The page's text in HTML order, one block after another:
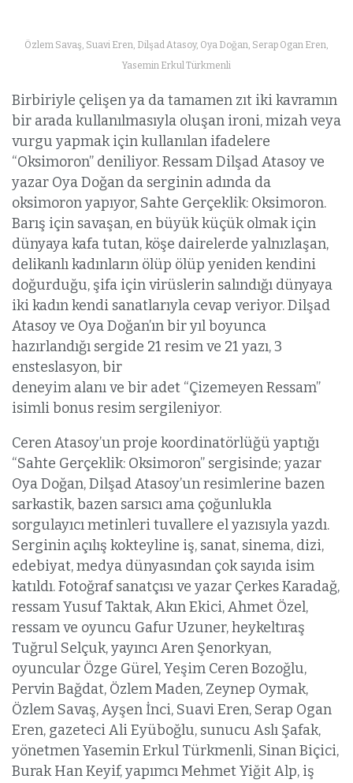
Özlem Savaş, Suavi Eren, Dilşad Atasoy, Oya Doğan, Serap Ogan Eren,
Yasemin Erkul Türkmenli
Birbiriyle çelişen ya da tamamen zıt iki kavramın
bir arada kullanılmasıyla oluşan ironi, mizah veya
vurgu yapmak için kullanılan ifadelere
“Oksimoron” deniliyor. Ressam Dilşad Atasoy ve
yazar Oya Doğan da serginin adında da
oksimoron yapıyor, Sahte Gerçeklik: Oksimoron.
Barış için savaşan, en büyük küçük olmak için
dünyaya kafa tutan, köşe dairelerde yalnızlaşan,
delikanlı kadınların ölüp ölüp yeniden kendini
doğurduğu, şifa için virüslerin salındığı dünyaya
iki kadın kendi sanatlarıyla cevap veriyor. Dilşad
Atasoy ve Oya Doğan’ın bir yıl boyunca
hazırlandığı sergide 21 resim ve 21 yazı, 3
ensteslasyon, bir
deneyim alanı ve bir adet “Çizemeyen Ressam”
isimli bonus resim sergileniyor.
Ceren Atasoy’un proje koordinatörlüğü yaptığı
“Sahte Gerçeklik: Oksimoron” sergisinde; yazar
Oya Doğan, Dilşad Atasoy’un resimlerine bazen
sarkastik, bazen sarsıcı ama çoğunlukla
sorgulayıcı metinleri tuvallere el yazısıyla yazdı.
Serginin açılış kokteyline iş, sanat, sinema, dizi,
edebiyat, medya dünyasından çok sayıda isim
katıldı. Fotoğraf sanatçısı ve yazar Çerkes Karadağ,
ressam Yusuf Taktak, Akın Ekici, Ahmet Özel,
ressam ve oyuncu Gafur Uzuner, heykeltıraş
Tuğrul Selçuk, yayıncı Aren Şenorkyan,
oyuncular Özge Gürel, Yeşim Ceren Bozoğlu,
Pervin Bağdat, Özlem Maden, Zeynep Oymak,
Özlem Savaş, Ayşen İnci, Suavi Eren, Serap Ogan
Eren, gazeteci Ali Eyüboğlu, sunucu Aslı Şafak,
yönetmen Yasemin Erkul Türkmenli, Sinan Biçici,
Burak Han Keyif, yapımcı Mehmet Yiğit Alp, iş